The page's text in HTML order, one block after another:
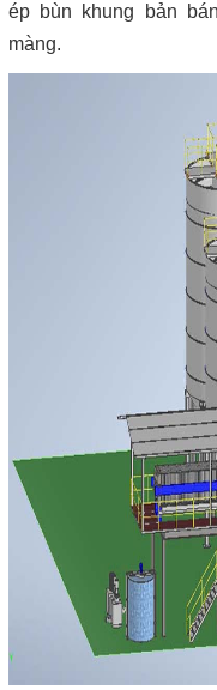
ép bùn khung bản
màng.